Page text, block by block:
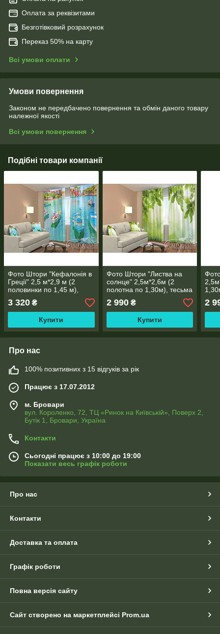
Оплата за реквізитами
Безготівковий розрахунок
Переказ 50% на карту
Всі умови оплати
Умови повернення
Законом не передбачено повернення та обмін даного товару
належної якості
Всі умови повернення
Подібні товари компанії
Фото Штори "Кефалонія в
Греції" 2,5 м*2,9 м (2
половинки по 1,45 м),
тасьма
3 320 ₴
Купити
Фото Штори "Листва на
солнце" 2,5м*2,6м (2
полотна по 1,30м), тесьма
2 990₴
Купити
2
Про нас
100% позитивних з 15 відгуків за рік
Працює з 17.07.2012
м. Бровари
вул. Короленко, 72, ТЦ «Ринок на Київській», Поверх 2,
Бутік 1, Бровари, Україна
Контакти
Сьогодні працює з 10:00 до 19:00
Показати весь графік роботи
Про нас
Контакти
Доставка та оплата
Графік роботи
Повна версія сайту
Сайт створено на маркетплейсі Prom.ua